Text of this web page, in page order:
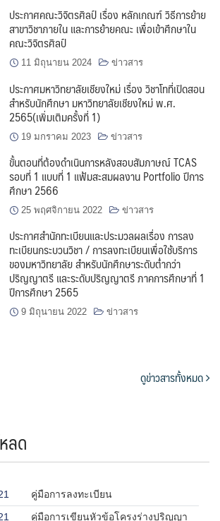
ประกาศคณะวิจิตรศิลป์ เรื่อง หลักเกณฑ์ วิธีการย้าย
สาขาวิชาภายใน และการย้ายคณะ เพื่อเข้าศึกษาใน
คณะวิจิตรศิลป์
11 มิถุนายน 2024 ข่าวสาร
ประกาศมหาวิทยาลัยเชียงใหม่ เรื่อง วิชาโทที่เปิดสอน
สำหรับนักศึกษา มหาวิทยาลัยเชียงใหม่ พ.ศ.
2565(เพิ่มเติมครั้งที่ 1)
19 มกราคม 2023 ข่าวสาร
ขั้นตอนที่ต้องดำเนินการหลังสอบสัมภาษณ์ TCAS
รอบที่ 1 แบบที่ 1 แฟ้มสะสมผลงาน Portfolio ปีการ
ศึกษา 2566
25 พฤศจิกายน 2022 ข่าวสาร
ประกาศสำนักทะเบียนและประมวลผลเรื่อง การลง
ทะเบียนกระบวนวิชา / การลงทะเบียนเพื่อใช้บริการ
ของมหาวิทยาลัย สำหรับนักศึกษาระดับต่ำกว่า
ปริญญาตรี และระดับปริญญาตรี ภาคการศึกษาที่ 1
ปีการศึกษา 2565
9 มิถุนายน 2022 ข่าวสาร
ดูข่าวสารทั้งหมด
ลด
คู่มือการลงทะเบียน
คู่มือการเขียนหัวข้อโครงร่างปริญญา